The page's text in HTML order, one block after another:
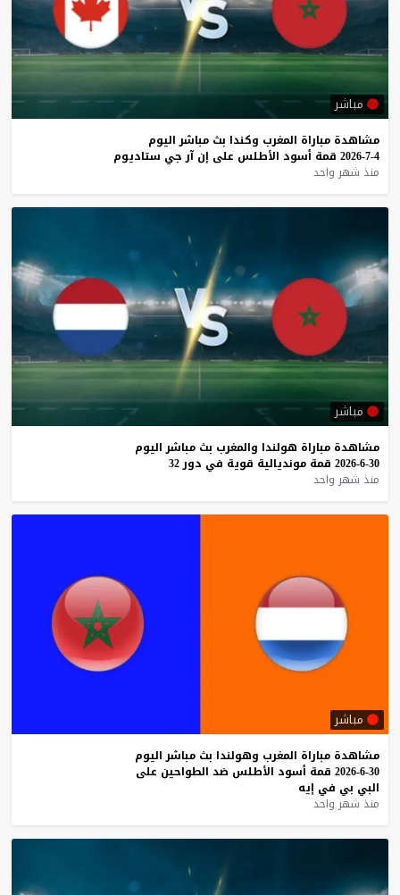
مباشر
مشاهدة مباراة المغرب وكندا بث مباشر اليوم
4-7-2026
قمة أسود الأطلس على إن آر جي ستاديوم
منذ شهر واحد
مباشر
مشاهدة مباراة هولندا والمغرب بث مباشر اليوم
30-6-2026
قمة مونديالية قوية في دور32
منذ شهر واحد
مباشر
مشاهدة مباراة المغرب وهولندا بث مباشر اليوم
30-6-2026
قمة أسود الأطلس ضد الطواحين على
البي بي في إيه
منذ شهر واحد